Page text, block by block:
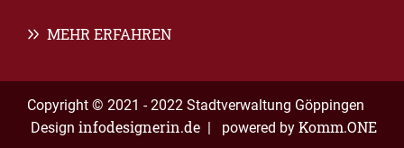
MEHR ERFAHREN
Copyright © 2021 - 2022 Stadtverwaltung Göppingen
Design infodesignerin.de | powered by Komm.ONE